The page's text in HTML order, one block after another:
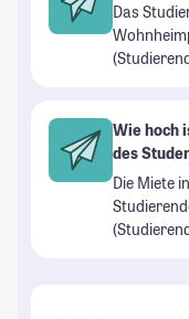
Das
Wie hoch
des
Die Miete